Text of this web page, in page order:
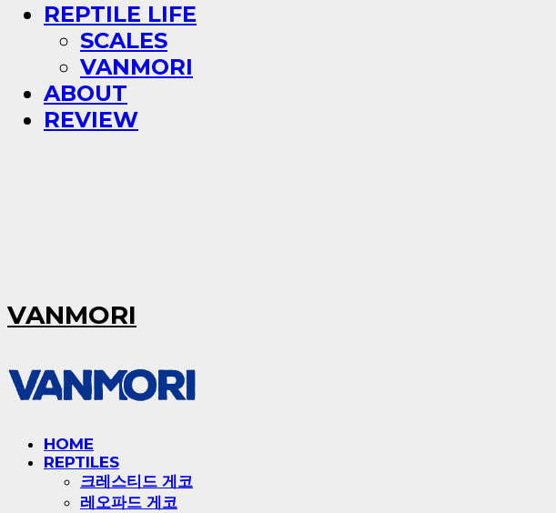
REPTILE LIFE
SCALES
VANMORI
ABOUT
REVIEW
VANMORI
HOME
REPTILES
크레스티드 게코
레오파드 게코